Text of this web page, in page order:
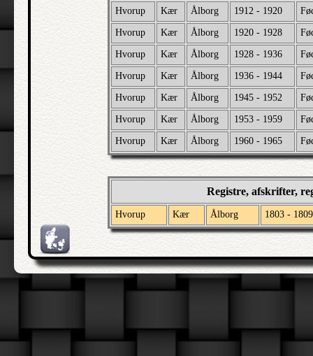
Hvorup Kær Ålborg 1912 - 1920
Hvorup Kær Ålborg 1920 - 1928
Hvorup Kær Ålborg 1928 - 1936
Hvorup Kær Ålborg 1936 - 1944
Hvorup Kær Ålborg 1945 - 1952
Hvorup Kær Ålborg 1953 - 1959
Hvorup Kær Ålborg 1960 - 1965
Registre, afskrifter,
Hvorup Kær Ålborg 1803 - 1809